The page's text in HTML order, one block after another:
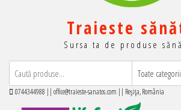
Traieste
Sursa ta de produse
0744344988 || office@traieste-sanatos.com || Reșița, România